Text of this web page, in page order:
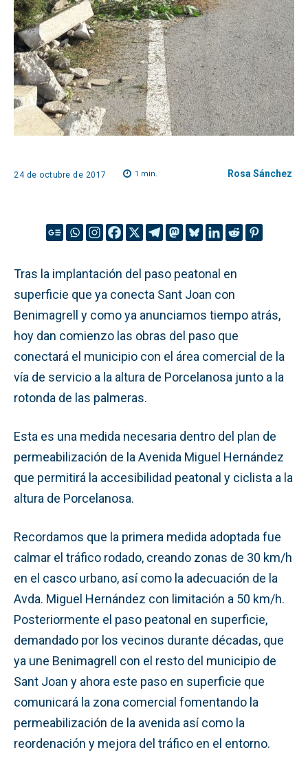
24 de octubre de 2017 1 min. Rosa Sánchez
Tras la implantación del paso peatonal en
superficie que ya conecta Sant Joan con
Benimagrell y como ya anunciamos tiempo atrás,
hoy dan comienzo las obras del paso que
conectará el municipio con el área comercial de la
vía de servicio a la altura de Porcelanosa junto a la
rotonda de las palmeras.
Esta es una medida necesaria dentro del plan de
permeabilización de la Avenida Miguel Hernández
que permitirá la accesibilidad peatonal y ciclista a la
altura de Porcelanosa.
Recordamos que la primera medida adoptada fue
calmar el tráfico rodado, creando zonas de 30 km/h
en el casco urbano, así como la adecuación de la
Avda. Miguel Hernández con limitación a 50 km/h.
Posteriormente el paso peatonal en superficie,
demandado por los vecinos durante décadas, que
ya une Benimagrell con el resto del municipio de
Sant Joan y ahora este paso en superficie que
comunicará la zona comercial fomentando la
permeabilización de la avenida así como la
reordenación y mejora del tráfico en el entorno.